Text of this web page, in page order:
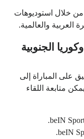
من خلال استوديوهات
والعالمية.
الجنوبية
على المباراة إلى
متابعة اللقاء